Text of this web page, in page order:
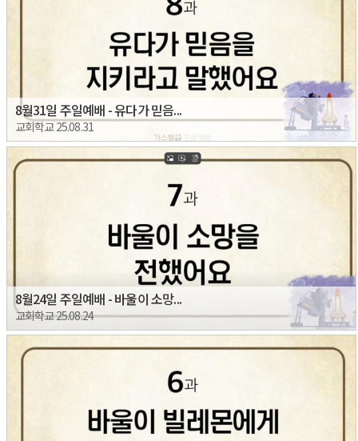
8월31일 주일예배 - 유다가 믿음...
교회학교 25.08.31
8월24일 주일예배 - 바울이 소망...
교회학교 25.08.24